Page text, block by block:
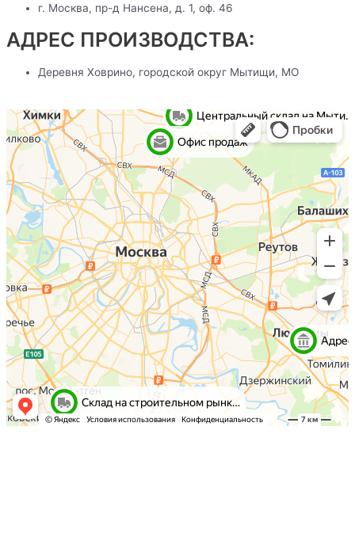
г. Москва, пр-д Нансена, д. 1, оф. 46
АДРЕС ПРОИЗВОДСТВА:
Деревня Ховрино, городской округ Мытищи, МО